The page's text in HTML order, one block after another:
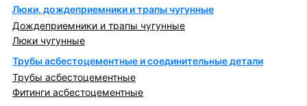
Люки, дождеприемники и трапы чугунные
Дождеприемники и трапы чугунные
Люки чугунные
Трубы асбестоцементные и соединительные детали
Трубы асбестоцементные
Фитинги асбестоцементные